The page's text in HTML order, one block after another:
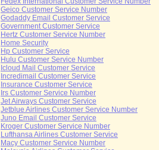
Geico Customer Service Number
Godaddy Email Customer Service
Government Customer Service
Hertz Customer Service Number
Home Security
Hp Customer Service
Hulu Customer Service Number
Icloud Mail Customer Service
Incredimail Customer Service
Insurance Customer Service
Irs Customer Service Number
Jet Airways Customer Service
Jetblue Airlines Customer Service Number
Juno Email Customer Service
Kroger Customer Service Number
Lufthansa Airlines Customer Service
Macy Customer Service Number